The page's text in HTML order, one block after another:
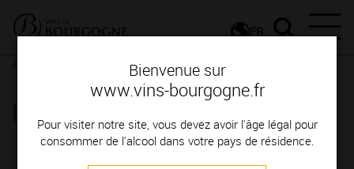
Bienvenue sur
www.vins-bourgogne.fr
Pour visiter notre site, vous devez avoir l'âge légal pour
consommer de l'alcool dans votre pays de résidence.
FR
Rendez-vous
Rendez-vous
ÉVÉNEMENTS EN JUIN 2026